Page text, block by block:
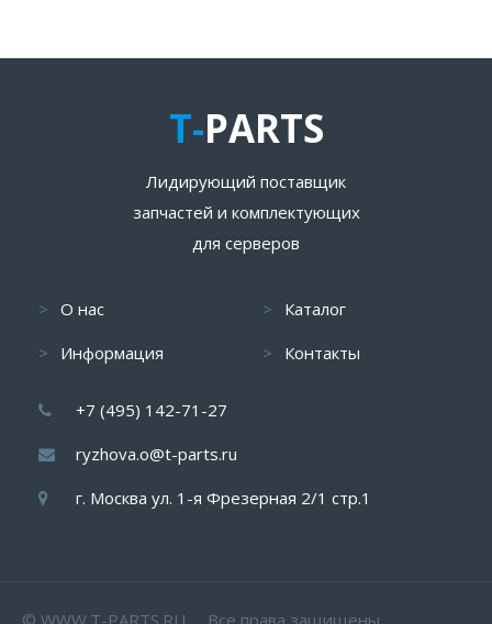
T-PARTS
Лидирующий поставщик
запчастей и комплектующих
для серверов
О нас
Информация
Каталог
Контакты
+7 (495) 142-71-27
ryzhova.o@t-parts.ru
г. Москва ул. 1-я Фрезерная 2/1 стр.1